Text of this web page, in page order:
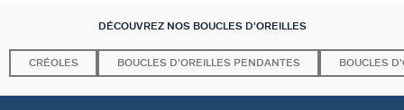
DÉCOUVREZ NOS BOUCLES D'OREILLES
CRÉOLES BOUCLES D'OREILLES PENDANTES BOUCLES